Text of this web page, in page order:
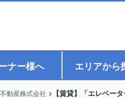
ナー様へ エリアから
動産株式会社 【賃貸】「エレベー